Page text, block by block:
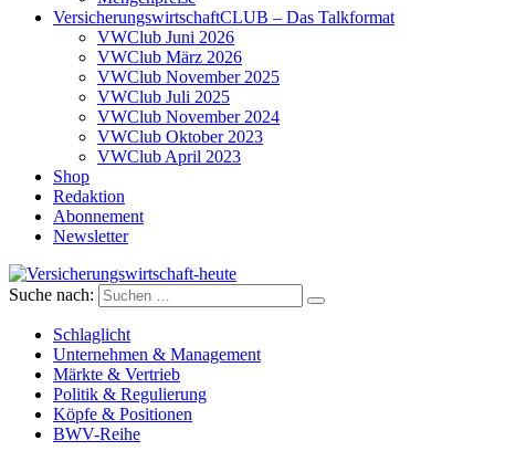
VersicherungswirtschaftCLUB – Das Talkformat
VWClub Juni 2026
VWClub März 2026
VWClub November 2025
VWClub Juli 2025
VWClub November 2024
VWClub Oktober 2023
VWClub April 2023
Shop
Redaktion
Abonnement
Newsletter
Versicherungswirtschaft-heute
Suche nach:
Schlaglicht
Unternehmen & Management
Märkte & Vertrieb
Politik & Regulierung
Köpfe & Positionen
BWV-Reihe